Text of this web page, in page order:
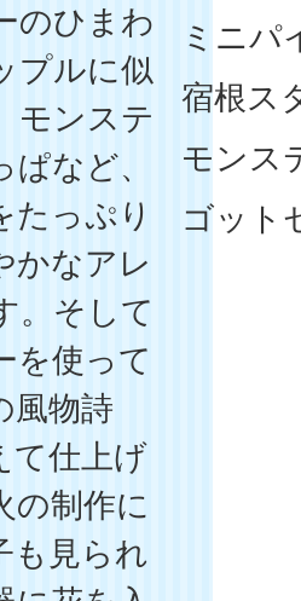
のひまわ
プルに似
モンステ
など、
たっぷり
かなアレ
。そして
を使って
風物詩
て仕上げ
の制作に
も見られ
ミニパ
宿根ス
モンス
ゴット